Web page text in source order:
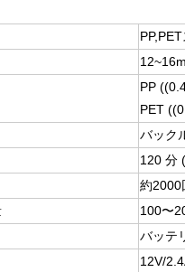
PP
PET
バック
120 分
約2000
100〜
バッテ
12V/